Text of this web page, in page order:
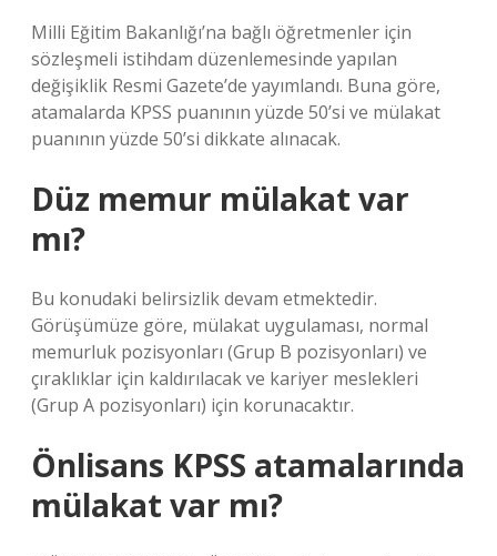
Milli Eğitim Bakanlığı’na bağlı öğretmenler için
sözleşmeli istihdam düzenlemesinde yapılan
değişiklik Resmi Gazete’de yayımlandı. Buna göre,
atamalarda KPSS puanının yüzde 50’si ve mülakat
puanının yüzde 50’si dikkate alınacak.
Düz memur mülakat var
mı?
Bu konudaki belirsizlik devam etmektedir.
Görüşümüze göre, mülakat uygulaması, normal
memurluk pozisyonları (Grup B pozisyonları) ve
çıraklıklar için kaldırılacak ve kariyer meslekleri
(Grup A pozisyonları) için korunacaktır.
Önlisans KPSS atamalarında
mülakat var mı?